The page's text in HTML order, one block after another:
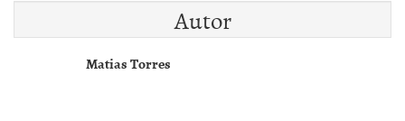
Autor
Matias Torres